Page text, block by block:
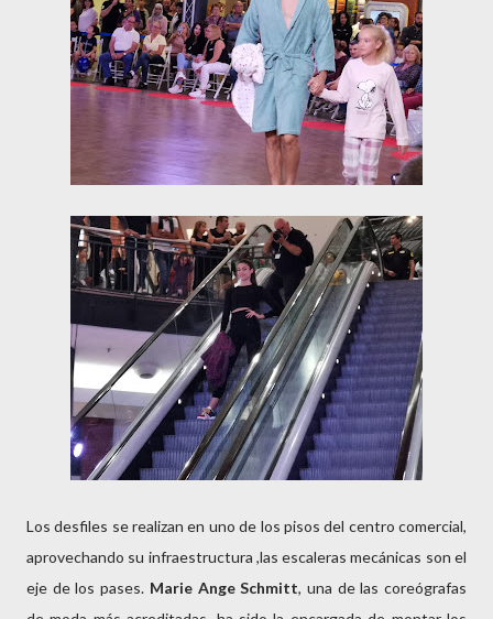
Los desfiles se realizan en uno de los pisos del centro comercial,
aprovechando su infraestructura ,las escaleras mecánicas son el
eje de los pases. Marie Ange Schmitt, una de las coreógrafas